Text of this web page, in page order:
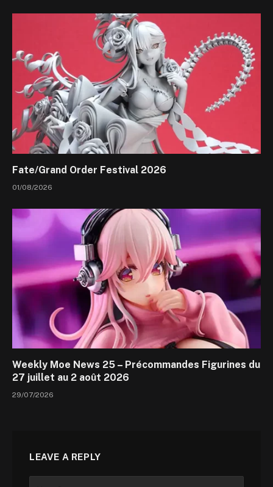
Fate/Grand Order Festival 2026
01/08/2026
Weekly Moe News 25 – Précommandes Figurines du
27 juillet au 2 août 2026
29/07/2026
LEAVE A REPLY